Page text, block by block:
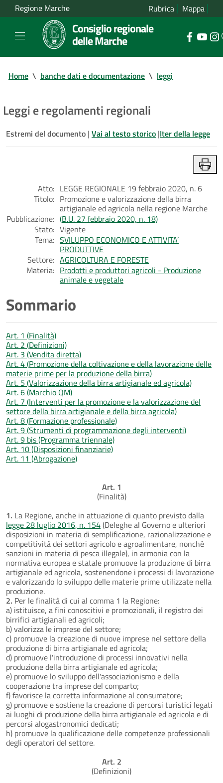
Regione Marche Rubrica Mappa
Consiglio regionale
delle Marche
Home \ banche dati e documentazione \ leggi
Leggi e regolamenti regionali
Estremi del documento | Vai al testo storico |Iter della legge
Atto: LEGGE REGIONALE 19 febbraio 2020, n. 6
Titolo: Promozione e valorizzazione della birra
artigianale ed agricola nella regione Marche
Pubblicazione: (B.U. 27 febbraio 2020, n. 18)
Stato: Vigente
Tema: SVILUPPO ECONOMICO E ATTIVITA’
PRODUTTIVE
Settore: AGRICOLTURA E FORESTE
Materia: Prodotti e produttori agricoli - Produzione
animale e vegetale
Sommario
Art. 1 (Finalità)
Art. 2 (Definizioni)
Art. 3 (Vendita diretta)
Art. 4 (Promozione della coltivazione e della lavorazione delle
materie prime per la produzione della birra)
Art. 5 (Valorizzazione della birra artigianale ed agricola)
Art. 6 (Marchio QM)
Art. 7 (Interventi per la promozione e la valorizzazione del
settore della birra artigianale e della birra agricola)
Art. 8 (Formazione professionale)
Art. 9 (Strumenti di programmazione degli interventi)
Art. 9 bis (Programma triennale)
Art. 10 (Disposizioni finanziarie)
Art. 11 (Abrogazione)
Art. 1
(Finalità)
1. La Regione, anche in attuazione di quanto previsto dalla
legge 28 luglio 2016, n. 154(Deleghe al Governo e ulteriori
disposizioni in materia di semplificazione, razionalizzazione e
competitività dei settori agricolo e agroalimentare, nonché
sanzioni in materia di pesca illegale), in armonia con la
normativa europea e statale promuove la produzione di birra
artigianale ed agricola, sostenendone i processi di lavorazione
e valorizzando lo sviluppo delle materie prime utilizzate nella
produzione.
2. Per le finalità di cui al comma 1 la Regione:
a) istituisce, a fini conoscitivi e promozionali, il registro dei
birrifici artigianali ed agricoli;
b) valorizza le imprese del settore;
c) promuove la creazione di nuove imprese nel settore della
produzione di birra artigianale ed agricola;
d) promuove l'introduzione di processi innovativi nella
produzione della birra artigianale ed agricola;
e) promuove lo sviluppo dell'associazionismo e della
cooperazione tra imprese del comparto;
f) favorisce la corretta informazione al consumatore;
g) promuove e sostiene la creazione di percorsi turistici legati
ai luoghi di produzione della birra artigianale ed agricola e di
percorsi alogastronomici dedicati;
h) promuove la qualificazione delle competenze professionali
degli operatori del settore.
Art. 2
(Definizioni)